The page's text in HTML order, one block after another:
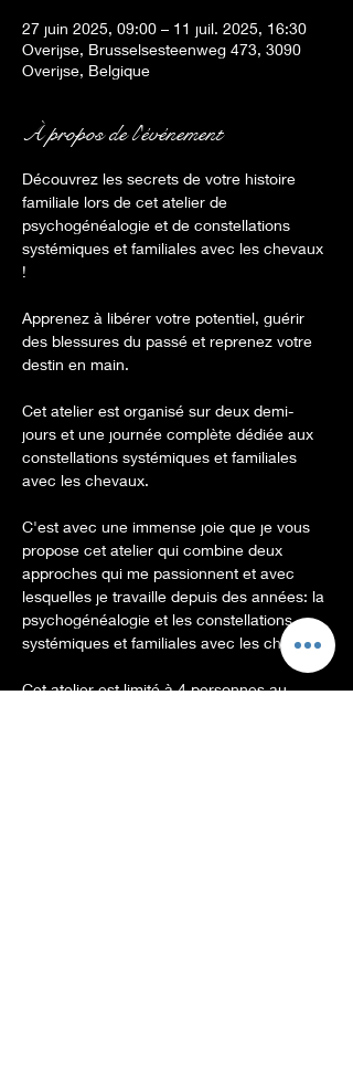
27 juin 2025, 09:00 – 11 juil. 2025, 16:30
Overijse, Brusselsesteenweg 473, 3090
Overijse, Belgique
À propos de l'événement
Découvrez les secrets de votre histoire
familiale lors de cet atelier de
psychogénéalogie et de constellations
systémiques et familiales avec les chevaux
!
Apprenez à libérer votre potentiel, guérir
des blessures du passé et reprenez votre
destin en main.
Cet atelier est organisé sur deux demi-
jours et une journée complète dédiée aux
constellations systémiques et familiales
avec les chevaux.
C'est avec une immense joie que je vous
propose cet atelier qui combine deux
approches qui me passionnent et avec
lesquelles je travaille depuis des années: la
psychogénéalogie et les constellations
systémiques et familiales avec les chevaux.
Cet atelier est limité à 4 personnes au